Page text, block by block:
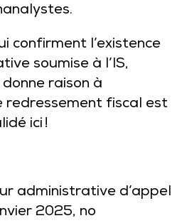
confirment l’existence
soumise à l’IS,
raison à
redressement fiscal est
ici !
administrative d’appel
2025, no